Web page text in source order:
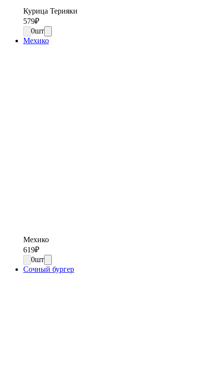
Курица Терияки
579₽
0шт
Мехико
Мехико
619₽
0шт
Сочный бургер